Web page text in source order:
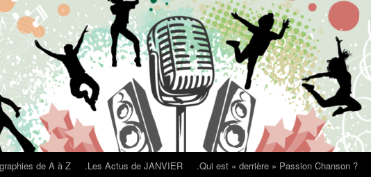
de A à Z .Les Actus de JANVIER .Qui est « derrière » Passion Chanson ?